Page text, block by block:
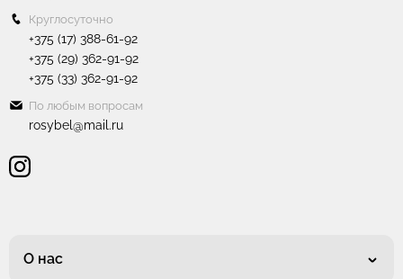
Круглосуточно
+375 (17) 388-61-92
+375 (29) 362-91-92
+375 (33) 362-91-92
По любым вопросам
rosybel@mail.ru
О нас